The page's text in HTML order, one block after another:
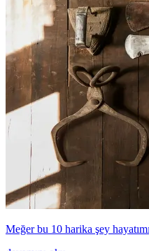
Meğer bu 10 harika şey